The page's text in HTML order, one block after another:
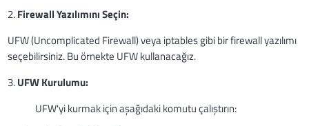
2.Firewall Yazılımını Seçin:
UFW (Uncomplicated Firewall) veya iptables gibi bir firewall yazılımı
seçebilirsiniz. Bu örnekte UFW kullanacağız.
3.UFW Kurulumu:
UFW'yi kurmak için aşağıdaki komutu çalıştırın: